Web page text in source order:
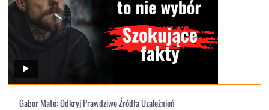
Gabor Maté: Odkryj Prawdziwe Źródła Uzależnień